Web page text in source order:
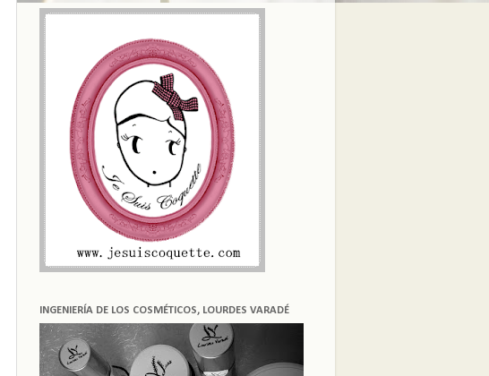
INGENIERÍA DE LOS COSMÉTICOS, LOURDES VARADÉ